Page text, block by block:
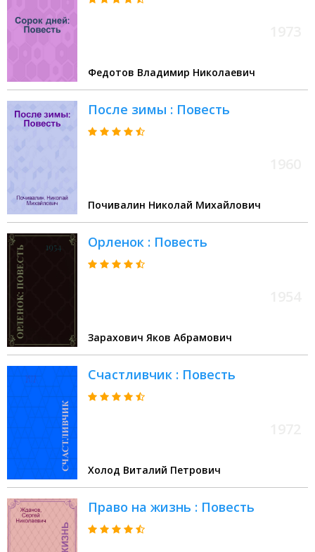
Федотов Владимир Николаевич
После зимы : Повесть
Почивалин Николай Михайлович
Орленок : Повесть
Зарахович Яков Абрамович
Счастливчик : Повесть
Холод Виталий Петрович
Право на жизнь : Повесть